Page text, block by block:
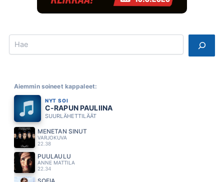
Search
Aiemmin soineet kappaleet:
NYT SOI
C-RAPUN PAULIINA
SUURLÄHETTILÄÄT
MENETAN SINUT
VARJOKUVA
22.38
PUULAULU
ANNE MATTILA
22.34